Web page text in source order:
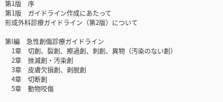
第1版 序
第1版 ガイドライン作成にあたって
形成外科診療ガイドライン（第2版）について
第I編 急性創傷診療ガイドライン
1章 切創、裂創、擦過創、刺創、異物（汚染のない創）
2章 挫滅創・汚染創
3章 皮膚欠損創、剥脱創
4章 切断創
5章 動物咬傷